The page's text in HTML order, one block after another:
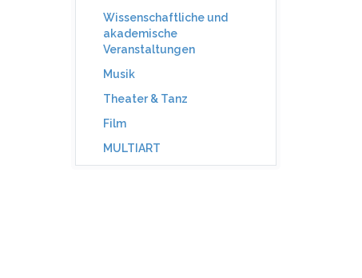
Wissenschaftliche und
akademische
Veranstaltungen
Musik
Theater & Tanz
Film
MULTIART